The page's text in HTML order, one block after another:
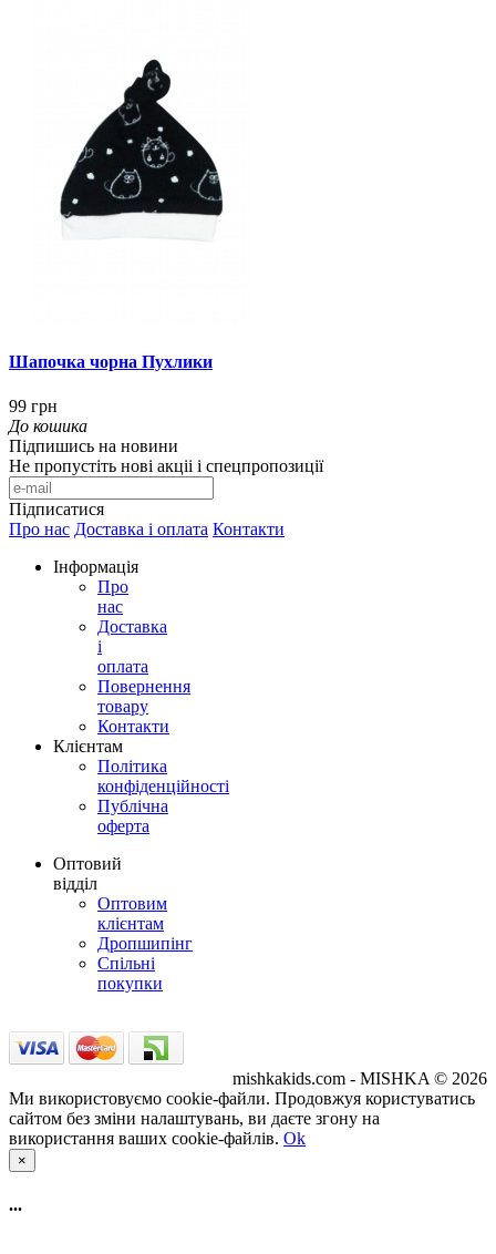
Шапочка чорна Пухлики
99 грн
До кошика
Підпишись на новини
Не пропустіть нові акціі і спецпропозиції
Підписатися
Про нас Доставка і оплата Контакти
Інформація
Про
нас
Доставка
і
оплата
Повернення
товару
Контакти
Клієнтам
Політика
конфіденційності
Публічна
оферта
Оптовий
відділ
Оптовим
клієнтам
Дропшипінг
Спільні
покупки
mishkakids.com - MISHKA © 2026
Ми використовуємо cookie-файли. Продовжуя користуватись
сайтом без зміни налаштувань, ви даєте згону на
використання ваших cookie-файлів. Ok
×
...